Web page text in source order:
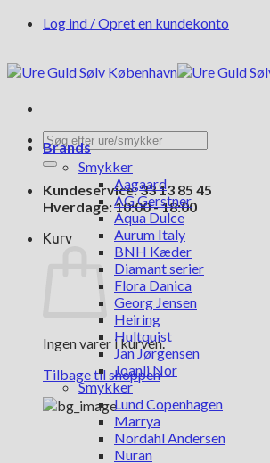
FortsætLog ind / Opret en kundekonto
Søg
efter:
Kundeservice: 33 13 85 45
Hverdage: 10:00 - 18:00
Kurv
Ingen varer i kurven.
Tilbage til shoppen
Brands
Smykker
Aagaard
AG Gerstner
Aqua Dulce
Aurum Italy
BNH Kæder
Diamant serier
Flora Danica
Georg Jensen
Heiring
Hultquist
Jan Jørgensen
Joanli Nor
Smykker
Lund Copenhagen
Marrya
Nordahl Andersen
Nuran